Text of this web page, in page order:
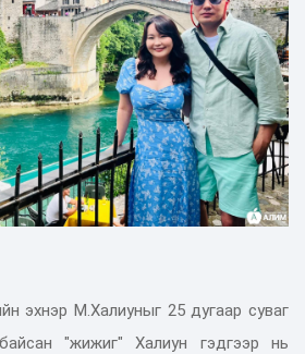
эхнэр М.Халиуныг 25 дугаар суваг
"жижиг" Халиун гэдгээр нь